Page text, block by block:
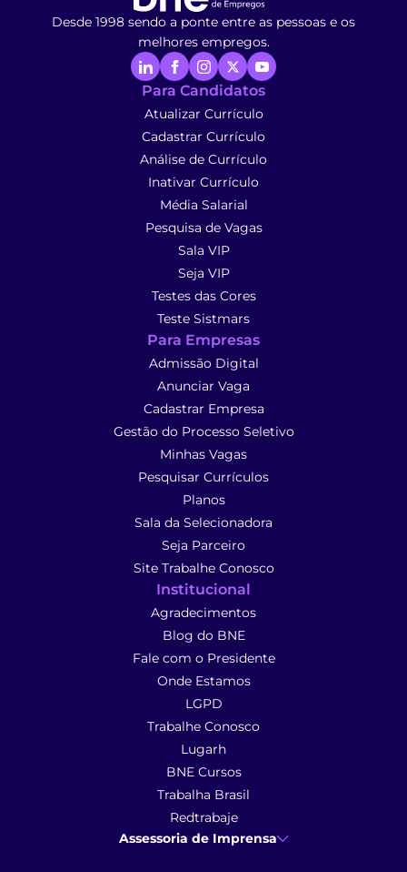
Desde 1998 sendo a ponte entre as pessoas e os
melhores empregos.
Para Candidatos
Atualizar Currículo
Cadastrar Currículo
Análise de Currículo
Inativar Currículo
Média Salarial
Pesquisa de Vagas
Sala VIP
Seja VIP
Testes das Cores
Teste Sistmars
Para Empresas
Admissão Digital
Anunciar Vaga
Cadastrar Empresa
Gestão do Processo Seletivo
Minhas Vagas
Pesquisar Currículos
Planos
Sala da Selecionadora
Seja Parceiro
Site Trabalhe Conosco
Institucional
Agradecimentos
Blog do BNE
Fale com o Presidente
Onde Estamos
LGPD
Trabalhe Conosco
Lugarh
BNE Cursos
Trabalha Brasil
Redtrabaje
Assessoria de Imprensa